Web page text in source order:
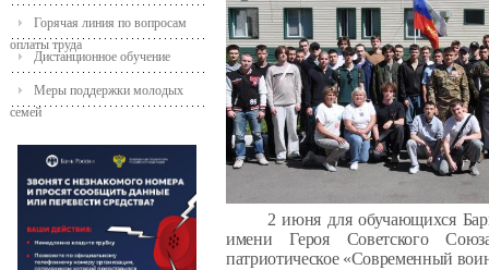
Горячая линия по вопросам
оплаты труда
Дистанционное обучение
Меры поддержки молодых
семей
2 июня для обучающихся
имени Героя Советского
патриотическое «Современный